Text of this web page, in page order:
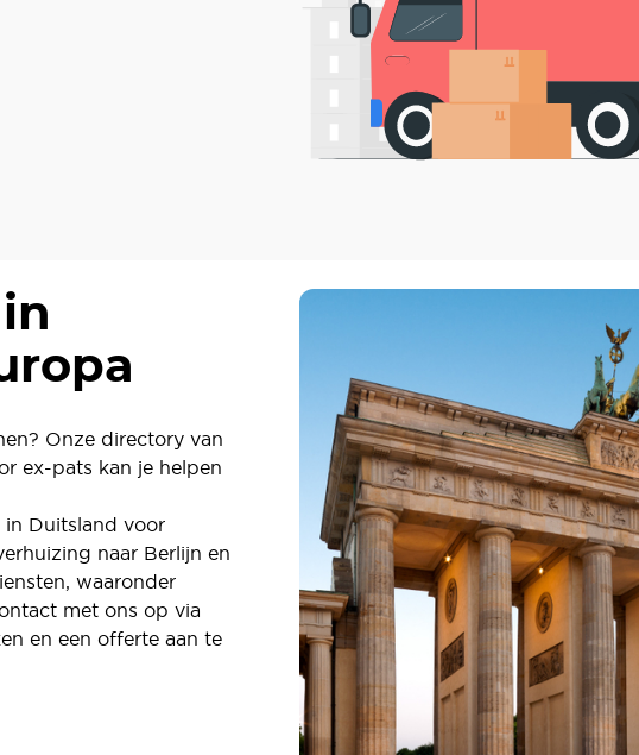
Onze directory van
ex-pats kan je helpen
in Duitsland voor
naar Berlijn en
waaronder
met ons op via
en een offerte aan te